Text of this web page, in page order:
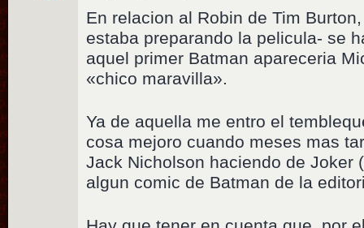
En relacion al Robin de Tim
estaba preparando la pelicula- se
aquel primer Batman apareceria
«chico maravilla».
Ya de aquella me entro el
cosa mejoro cuando meses mas
Jack Nicholson haciendo de Joker
algun comic de Batman de la